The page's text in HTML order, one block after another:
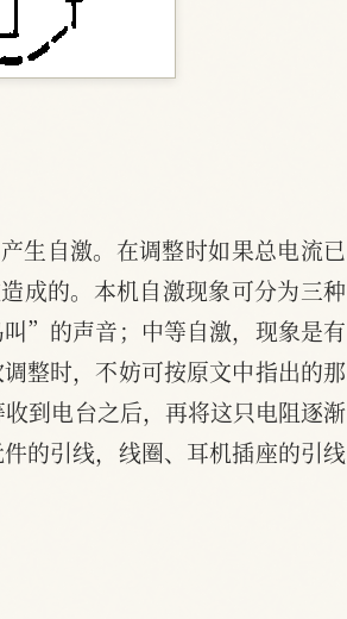
生自激。在调整时如果总电流已
成的。本机自激现象可分为三种
”的声音；中等自激，现象是有
整时，不妨可按原文中指出的那
到电台之后，再将这只电阻逐渐
的引线，线圈、耳机插座的引线